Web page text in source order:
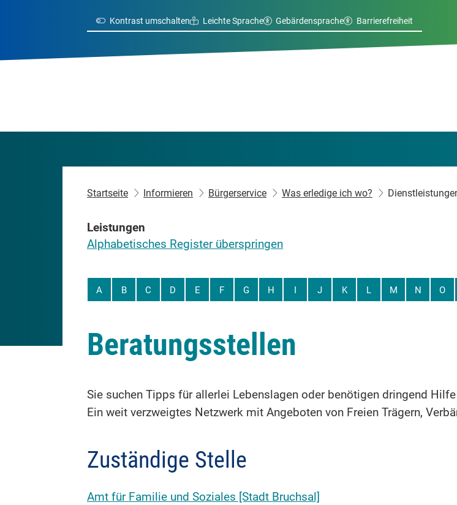
Kontrast umschalten Leichte Sprache Gebärdensprache Barrierefreiheit
Startseite Informieren Bürgerservice Was erledige ich wo?
Leistungen
Alphabetisches Register überspringen
A B C D E F G H I J K L M N O
Beratungsstellen
Sie suchen Tipps für allerlei Lebenslagen oder benötigen dringend
Ein weit verzweigtes Netzwerk mit Angeboten von Freien Trägern,
Zuständige Stelle
Amt für Familie und Soziales [Stadt Bruchsal]